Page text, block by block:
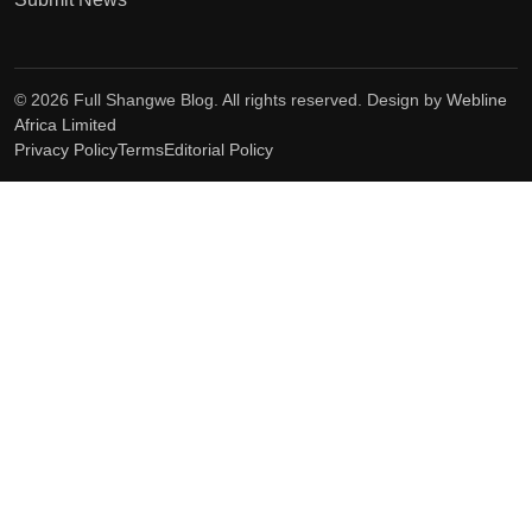
© 2026 Full Shangwe Blog. All rights reserved. Design by Webline
Africa Limited
Privacy PolicyTermsEditorial Policy